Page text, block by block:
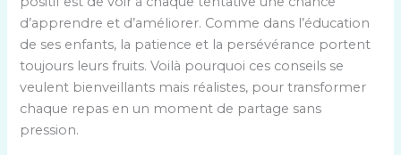
o
n
n
d’apprendre et d’améliorer. Comme dans l’éducation
de ses enfants, la patience et la persévérance portent
toujours leurs fruits. Voilà pourquoi ces conseils se
veulent bienveillants mais réalistes, pour transformer
chaque repas en un moment de partage sans
pression.